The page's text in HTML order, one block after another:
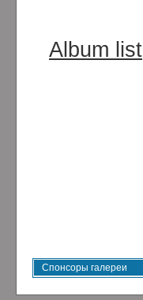
Album list